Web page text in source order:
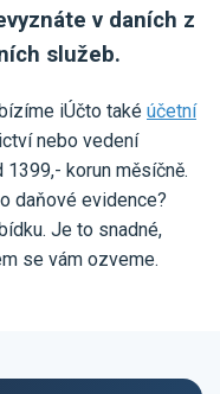
v daních z
služeb.
iÚčto také účetní
nebo vedení
korun měsíčně.
daňové evidence?
Je to snadné,
se vám ozveme.